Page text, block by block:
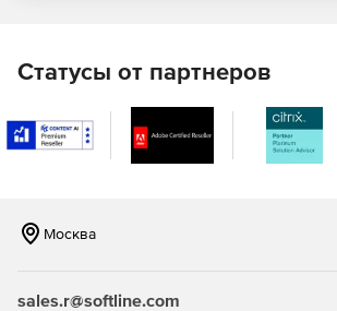
.NET.
Предоставление данных для выбора
задач в области разработки и
ПО.
Статусы от партнеров
Москва
sales.r@softline.com